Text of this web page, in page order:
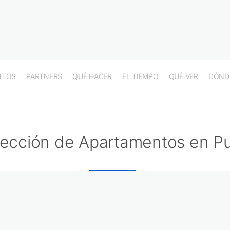
PARTNERS QUÉ HACER EL TIEMPO QUÉ VER
de Apartamentos en